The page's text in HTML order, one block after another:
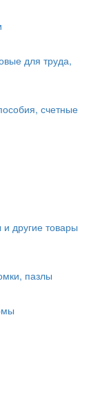
для труда,
счетные
другие товары
пазлы